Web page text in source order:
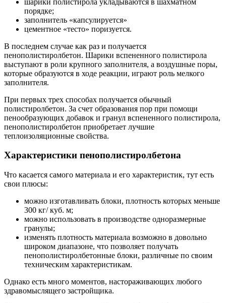
порядке;
заполнитель «капсулируется»
цементное «тесто» поризуется.
В последнем случае как раз и получается
пенополистиролбетон. Шарики вспененного полистирола
выступают в роли крупного заполнителя, а воздушные поры,
которые образуются в ходе реакции, играют роль мелкого
заполнителя.
При первых трех способах получается обычный
полистиролбетон. За счет образования пор при помощи
пенообразующих добавок и гранул вспененного полистирола,
пенополистиролбетон приобретает лучшие
теплоизоляционные свойства.
Характеристики пенополистиролбетона
Что касается самого материала и его характеристик, тут есть
свои плюсы:
можно изготавливать блоки, плотность которых меньше
300 кг/ куб. м;
можно использовать в производстве одноразмерные
гранулы;
изменять плотность материала возможно в довольно
широком диапазоне, что позволяет получать
пенополистиролбетонные блоки, различные по своим
техническим характеристикам.
Однако есть много моментов, настораживающих любого
здравомыслящего застройщика.